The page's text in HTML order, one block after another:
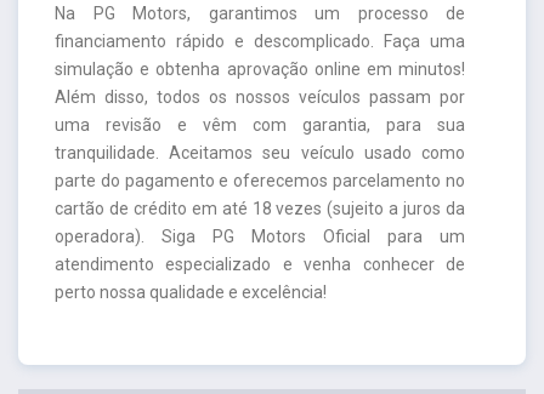
Na PG Motors, garantimos um processo de
financiamento rápido e descomplicado. Faça uma
simulação e obtenha aprovação online em minutos!
Além disso, todos os nossos veículos passam por
uma revisão e vêm com garantia, para sua
tranquilidade. Aceitamos seu veículo usado como
parte do pagamento e oferecemos parcelamento no
cartão de crédito em até 18 vezes (sujeito a juros da
operadora). Siga PG Motors Oficial para um
atendimento especializado e venha conhecer de
perto nossa qualidade e excelência!